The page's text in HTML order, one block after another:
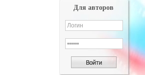
Для авторов